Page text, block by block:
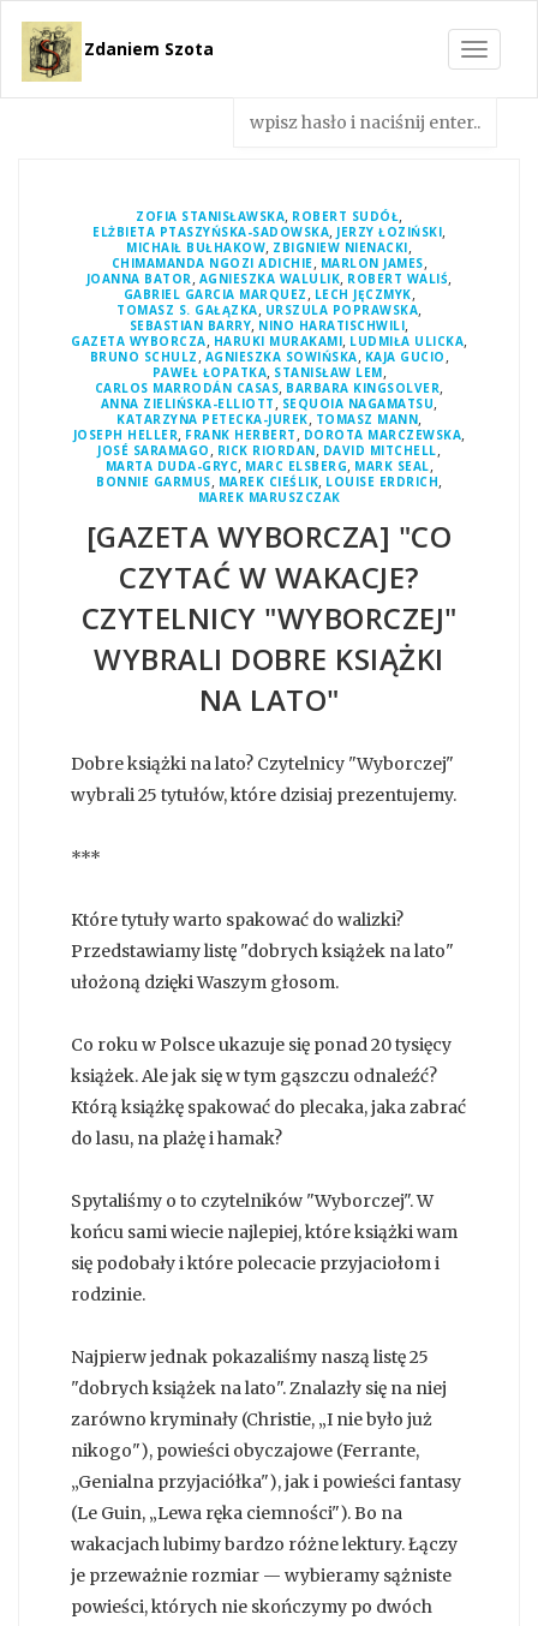
Toggle
Zdaniem Szota
ZOFIA STANISŁAWSKA, ROBERT SUDÓŁ,
ELŻBIETA PTASZYŃSKA-SADOWSKA, JERZY ŁOZIŃSKI,
MICHAIŁ BUŁHAKOW, ZBIGNIEW NIENACKI,
CHIMAMANDA NGOZI ADICHIE, MARLON JAMES,
JOANNA BATOR, AGNIESZKA WALULIK, ROBERT WALIŚ,
GABRIEL GARCIA MARQUEZ , LECH JĘCZMYK,
TOMASZ S. GAŁĄZKA, URSZULA POPRAWSKA,
SEBASTIAN BARRY, NINO HARATISCHWILI,
GAZETA WYBORCZA, HARUKI MURAKAMI, LUDMIŁA ULICKA,
BRUNO SCHULZ , AGNIESZKA SOWIŃSKA, KAJA GUCIO ,
PAWEŁ ŁOPATKA, STANISŁAW LEM,
CARLOS MARRODÁN CASAS, BARBARA KINGSOLVER,
ANNA ZIELIŃSKA-ELLIOTT , SEQUOIA NAGAMATSU,
KATARZYNA PETECKA-JUREK, TOMASZ MANN,
JOSEPH HELLER, FRANK HERBERT , DOROTA MARCZEWSKA,
JOSÉ SARAMAGO , RICK RIORDAN, DAVID MITCHELL,
MARTA DUDA-GRYC, MARC ELSBERG, MARK SEAL,
BONNIE GARMUS, MAREK CIEŚLIK, LOUISE ERDRICH,
MAREK MARUSZCZAK
[GAZETA WYBORCZA] "CO
CZYTAĆ W WAKACJE?
CZYTELNICY "WYBORCZEJ"
WYBRALI DOBRE KSIĄŻKI
NA LATO"
Dobre książki na lato? Czytelnicy "Wyborczej"
wybrali 25 tytułów, które dzisiaj prezentujemy.
***
Które tytuły warto spakować do walizki?
Przedstawiamy listę "dobrych książek na lato"
ułożoną dzięki Waszym głosom.
Co roku w Polsce ukazuje się ponad 20 tysięcy
książek. Ale jak się w tym gąszczu odnaleźć?
Którą książkę spakować do plecaka, jaka zabrać
do lasu, na plażę i hamak?
Spytaliśmy o to czytelników "Wyborczej". W
końcu sami wiecie najlepiej, które książki wam
się podobały i które polecacie przyjaciołom i
rodzinie.
Najpierw jednak pokazaliśmy naszą listę 25
"dobrych książek na lato". Znalazły się na niej
zarówno kryminały (Christie, „I nie było już
nikogo"), powieści obyczajowe (Ferrante,
„Genialna przyjaciółka"), jak i powieści fantasy
(Le Guin, „Lewa ręka ciemności"). Bo na
wakacjach lubimy bardzo różne lektury. Łączy
je przeważnie rozmiar — wybieramy sążniste
powieści, których nie skończymy po dwóch